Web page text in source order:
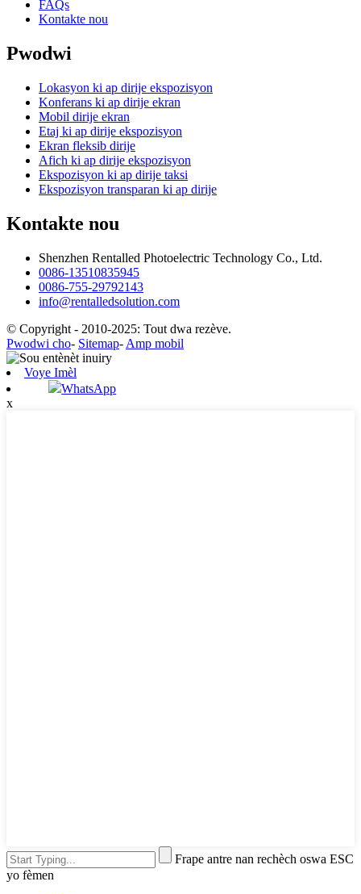
FAQs
Kontakte nou
Pwodwi
Lokasyon ki ap dirije ekspozisyon
Konferans ki ap dirije ekran
Mobil dirije ekran
Etaj ki ap dirije ekspozisyon
Ekran fleksib dirije
Afich ki ap dirije ekspozisyon
Ekspozisyon ki ap dirije taksi
Ekspozisyon transparan ki ap dirije
Kontakte nou
Shenzhen Rentalled Photoelectric Technology Co., Ltd.
0086-13510835945
0086-755-29792143
info@rentalledsolution.com
© Copyright - 2010-2025: Tout dwa rezève.
Pwodwi cho- Sitemap- Amp mobil
Voye Imèl
WhatsApp
x
Frape antre nan rechèch oswa ESC
yo fèmen